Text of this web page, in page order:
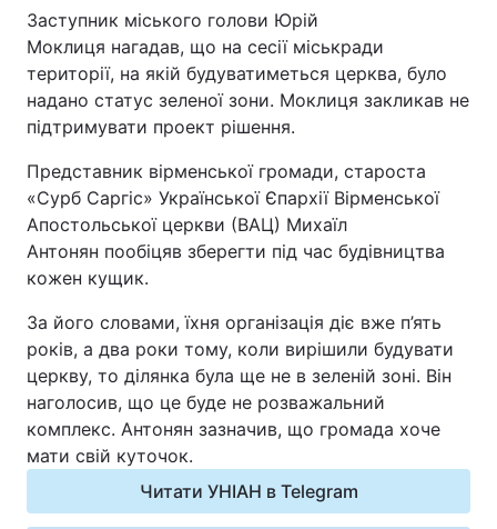
Одеса
Спорт Наука
Техно і зв'язок Лайт
Зброя Інциденти
Здоров'я
Цікавинки Погода
Відео з Youtube Статті
Інтерв'ю
Архів Вакансії
Заступник міського голови Юрій
Моклиця нагадав, що на сесії міськради
території, на якій будуватиметься церква, було
надано статус зеленої зони. Моклиця закликав не
підтримувати проект рішення.
Представник вірменської громади, староста
«Сурб Саргіс» Української Єпархії Вірменської
Апостольської церкви (ВАЦ) Михаїл
Антонян пообіцяв зберегти під час будівництва
кожен кущик.
За його словами, їхня організація діє вже п’ять
років, а два роки тому, коли вирішили будувати
церкву, то ділянка була ще не в зеленій зоні. Він
наголосив, що це буде не розважальний
комплекс. Антонян зазначив, що громада хоче
мати свій куточок.
Читати УНІАН в Telegram